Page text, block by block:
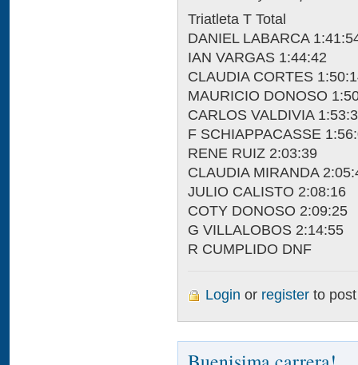
Triatleta T Total
DANIEL LABARCA
IAN VARGAS 1:44:42
CLAUDIA CORTES
MAURICIO DONOSO
CARLOS VALDIVIA
F SCHIAPPACASSE
RENE RUIZ 2:03:39
CLAUDIA MIRANDA
JULIO CALISTO 2:08:16
COTY DONOSO 2:09:25
G VILLALOBOS 2:14:55
R CUMPLIDO DNF
Login or register to